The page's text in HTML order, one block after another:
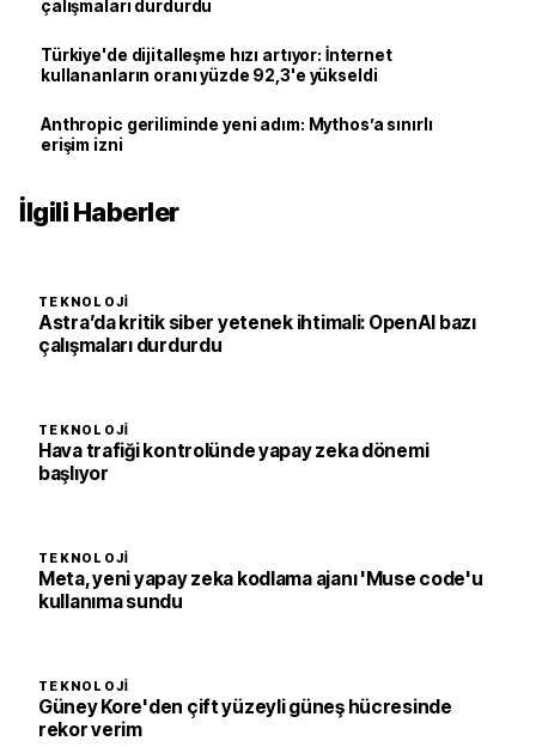
çalışmaları durdurdu
Türkiye'de dijitalleşme hızı artıyor: İnternet
kullananların oranı yüzde 92,3'e yükseldi
Anthropic geriliminde yeni adım: Mythos’a sınırlı
erişim izni
İlgili Haberler
TEKNOLOJI
Astra’da kritik siber yetenek ihtimali: OpenAI bazı
çalışmaları durdurdu
TEKNOLOJI
Hava trafiği kontrolünde yapay zeka dönemi
başlıyor
TEKNOLOJI
Meta, yeni yapay zeka kodlama ajanı 'Muse code'u
kullanıma sundu
TEKNOLOJI
Güney Kore'den çift yüzeyli güneş hücresinde
rekor verim